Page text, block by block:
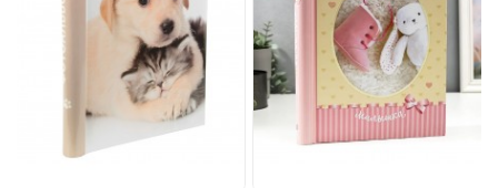
15:00 предыдущего дня.
Мы готовы доставить оплаченный вами товарв любую
точку России любой транспортной компанией на ваш
(ПЭК, Деловые линии, КИТ и др.).
При доставке нашей собственной службой доставки вы
можете оплатить товар наличными при получении. Также